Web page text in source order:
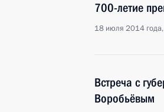
700-летие
18 июля 2014
Встреча с
Воробьёвым